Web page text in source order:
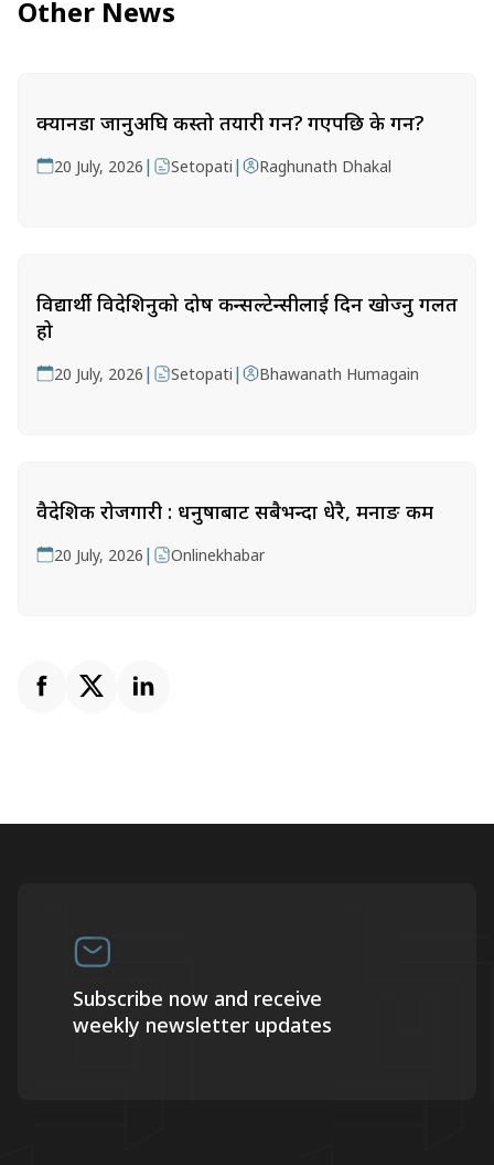
Other News
क्यानडा जानुअघि कस्तो तयारी गर्ने? गएपछि के गर्ने?
20 July, 2026 | Setopati | Raghunath Dhakal
विद्यार्थी विदेशिनुको दोष कन्सल्टेन्सीलाई दिन खोज्नु गलत
हो
20 July, 2026 | Setopati | Bhawanath Humagain
वैदेशिक रोजगारी : धनुषाबाट सबैभन्दा धेरै, मनाङ कम
20 July, 2026 | Onlinekhabar
Subscribe now and receive
weekly newsletter updates